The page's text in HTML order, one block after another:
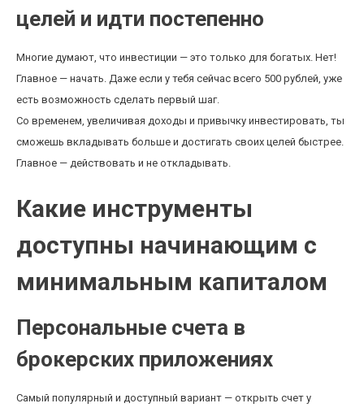
целей и идти постепенно
Многие думают, что инвестиции — это только для богатых. Нет!
Главное — начать. Даже если у тебя сейчас всего 500 рублей, уже
есть возможность сделать первый шаг.
Со временем, увеличивая доходы и привычку инвестировать, ты
сможешь вкладывать больше и достигать своих целей быстрее.
Главное — действовать и не откладывать.
Какие инструменты
доступны начинающим с
минимальным капиталом
Персональные счета в
брокерских приложениях
Самый популярный и доступный вариант — открыть счет у